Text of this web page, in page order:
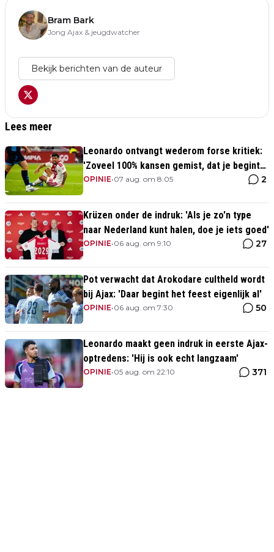
Bram Bark
Jong Ajax & jeugdwatcher
Bekijk berichten van de auteur
Lees meer
Leonardo ontvangt wederom forse kritiek:
'Zoveel 100% kansen gemist, dat je begint
te twijfelen'
OPINIE•07 aug. om 8:05 2
Krüzen onder de indruk: 'Als je zo'n type
naar Nederland kunt halen, doe je iets goed'
OPINIE•06 aug. om 9:10 27
Pot verwacht dat Arokodare cultheld wordt
bij Ajax: 'Daar begint het feest eigenlijk al'
OPINIE•06 aug. om 7:30 50
Leonardo maakt geen indruk in eerste Ajax-
optredens: 'Hij is ook echt langzaam'
OPINIE•05 aug. om 22:10 371